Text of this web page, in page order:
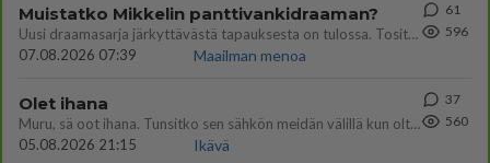
Muistatko Mikkelin panttivankidraaman?
Uusi draamasarja järkyttävästä tapauksesta on tulossa. Tositapahtumiin perustuva sarja ammentaa vuoden 1986 Mikkelin pan
07.08.2026 07:39
Maailman menoa
61
596
Olet ihana
Muru, sä oot ihana. Tunsitko sen sähkön meidän välillä kun oltiin ihan låhekkäin? 👩‍❤️‍👩❤️😼😘
05.08.2026 21:15
Ikävä
37
560